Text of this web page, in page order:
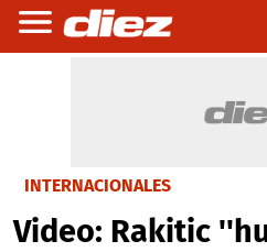
INTERNACIONALES
Video: Rakitic